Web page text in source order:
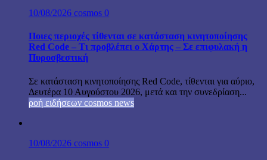
10/08/2026 cosmos 0
Ποιες περιοχές τίθενται σε κατάσταση κινητοποίησης
Red Code – Τι προβλέπει ο Χάρτης – Σε επιφυλακή η
Πυροσβεστική
Σε κατάσταση κινητοποίησης Red Code, τίθενται για αύριο,
Δευτέρα 10 Αυγούστου 2026, μετά και την συνεδρίαση...
ροή ειδήσεων cosmos news
10/08/2026 cosmos 0